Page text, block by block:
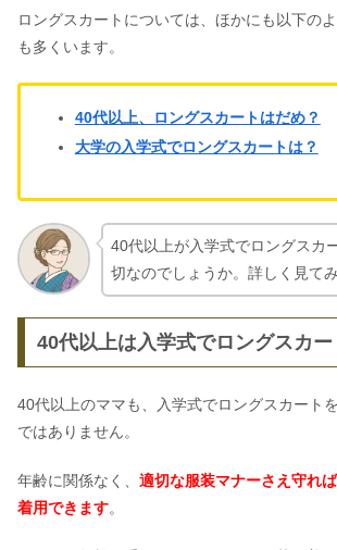
ロングスカートについては、ほかにも以下の
も多くいます。
40代以上、ロングスカートはだめ？
大学の入学式でロングスカートは？
40代以上が入学式でロングスカ
切なのでしょうか。詳しく見てみ
40代以上は入学式でロングスカー
40代以上のママも、入学式でロングスカート
ではありません。
年齢に関係なく、 適切な服装マナーさえ守れ
着用できます。